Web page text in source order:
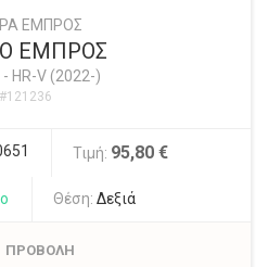
ΕΜΠΡΟΣ
ΕΜΠΡΟΣ
- HR-V (2022-)
#121236
Τιμή: 95,80 €
Θέση: Δεξιά
ΠΡΟΒΟΛΗ